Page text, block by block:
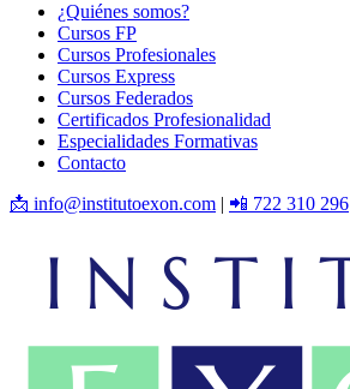
¿Quiénes somos?
Cursos FP
Cursos Profesionales
Cursos Express
Cursos Federados
Certificados Profesionalidad
Especialidades Formativas
Contacto
📩 info@institutoexon.com | 📲 722 310 296